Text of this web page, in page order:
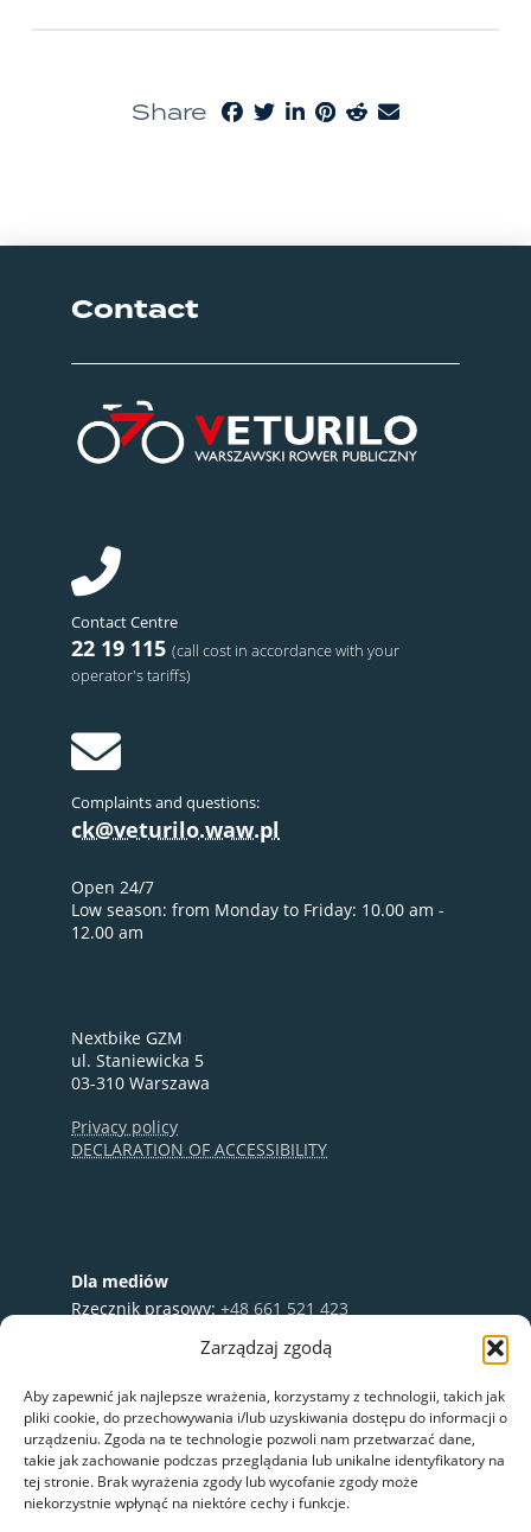
Zarządzaj zgodą
Aby zapewnić jak najlepsze wrażenia, korzystamy z technologii, takich jak
pliki cookie, do przechowywania i/lub uzyskiwania dostępu do informacji o
urządzeniu. Zgoda na te technologie pozwoli nam przetwarzać dane,
takie jak zachowanie podczas przeglądania lub unikalne identyfikatory na
tej stronie. Brak wyrażenia zgody lub wycofanie zgody może
niekorzystnie wpłynąć na niektóre cechy i funkcje.
Share
Contact
Contact Centre
22 19 115 (call cost in accordance with your
operator's tariffs)
Complaints and questions:
ck@veturilo.waw.pl
Open 24/7
Low season: from Monday to Friday: 10.00 am -
12.00 am
Nextbike GZM
ul. Staniewicka 5
03-310 Warszawa
Privacy policy
DECLARATION OF ACCESSIBILITY
Dla mediów
Rzecznik prasowy: +48 661 521 423
media@nextbike.pl
+48 696 003 711